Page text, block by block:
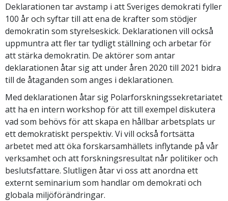
Deklarationen tar avstamp i att Sveriges demokrati fyller
100 år och syftar till att ena de krafter som stödjer
demokratin som styrelseskick. Deklarationen vill också
uppmuntra att fler tar tydligt ställning och arbetar för
att stärka demokratin. De aktörer som antar
deklarationen åtar sig att under åren 2020 till 2021 bidra
till de åtaganden som anges i deklarationen.
Med deklarationen åtar sig Polarforskningssekretariatet
att ha en intern workshop för att till exempel diskutera
vad som behövs för att skapa en hållbar arbetsplats ur
ett demokratiskt perspektiv. Vi vill också fortsätta
arbetet med att öka forskarsamhällets inflytande på vår
verksamhet och att forskningsresultat når politiker och
beslutsfattare. Slutligen åtar vi oss att anordna ett
externt seminarium som handlar om demokrati och
globala miljöförändringar.